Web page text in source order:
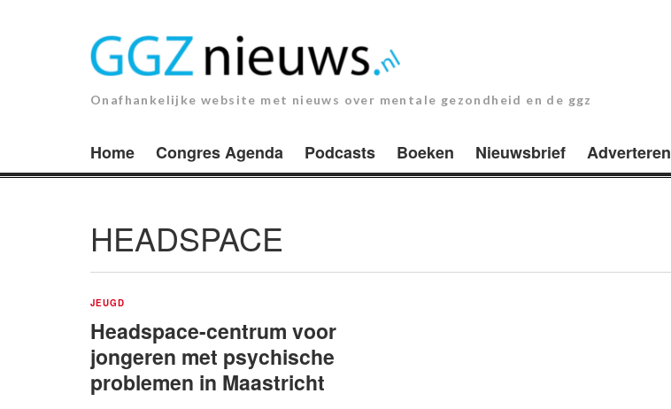
Onafhankelijke website met nieuws over mentale gezondheid en de ggz
Home Congres Agenda Podcasts Boeken Nieuwsbrief Adverteren
HEADSPACE
JEUGD
Headspace-centrum voor
jongeren met psychische
problemen in Maastricht